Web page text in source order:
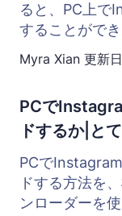
ると、PC上で
することができ
Myra Xian 更新日
PCで
ドするか|と
PCで
ドする方法を
ンローダーを